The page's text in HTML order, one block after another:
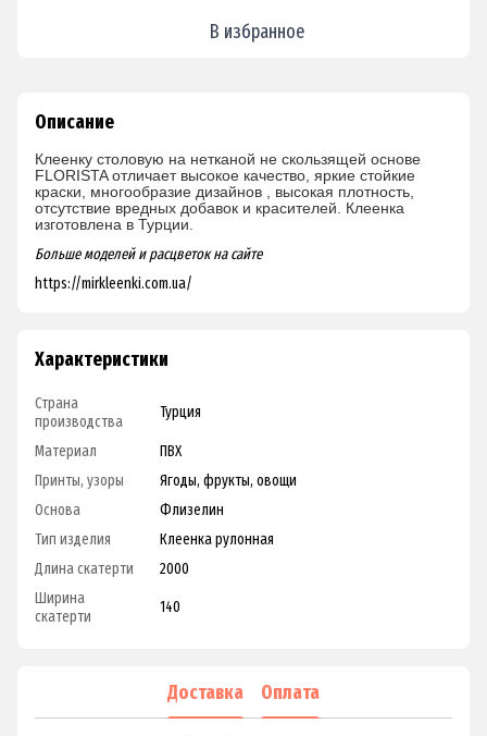
В избранное
Описание
Клеенку столовую на нетканой не скользящей основе
FLORISTA отличает высокое качество, яркие стойкие
краски, многообразие дизайнов , высокая плотность,
отсутствие вредных добавок и красителей. Клеенка
изготовлена в Турции.
Больше моделей и расцветок насайте
https://mirkleenki.com.ua/
Характеристики
Страна
производства
Турция
Материал
ПВХ
Принты, узоры
Ягоды, фрукты, овощи
Основа
Флизелин
Тип изделия
Клеенка рулонная
Длина скатерти
2000
Ширина
скатерти
140
Доставка Оплата